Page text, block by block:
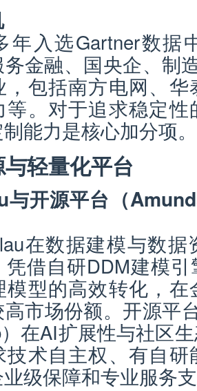
年入选Gartner数据
金融、国央企、制
，包括南方电网、
等。对于追求稳定
能力是核心加分项。
轻量化平台
与开源平台（
在数据建模与数
借自研DDM建模
模型的高效转化，
市场份额。开源平
在AI扩展性与社区
技术自主权、有自
级保障和专业服务